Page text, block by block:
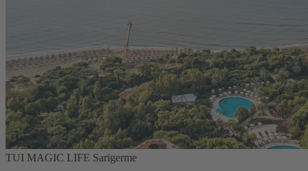
TUI MAGIC LIFE Sarigerme